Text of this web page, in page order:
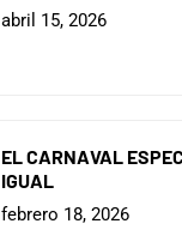
abril 15, 2026
EL CARNAVAL
IGUAL
febrero 18, 2026